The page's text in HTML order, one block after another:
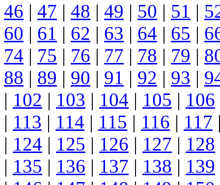
46 | 47 | 48 | 49 | 50 | 51 |
60 | 61 | 62 | 63 | 64 | 65 |
74 | 75 | 76 | 77 | 78 | 79 |
88 | 89 | 90 | 91 | 92 | 93 |
| 102 | 103 | 104 | 105 | 106
| 113 | 114 | 115 | 116 | 117
| 124 | 125 | 126 | 127 | 128
| 135 | 136 | 137 | 138 | 139